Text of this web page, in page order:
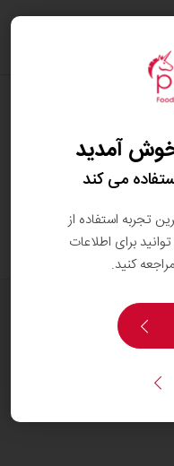
نگهداری
(با رطوبت نسبی
حداکثر ۶۰ درصد) و خنک (بین ۱۶ تا ۲۰ درجه‌ی
و بوهای
خوش آمدید
می کند
تجربه استفاده از
برای اطلاعات
کنید.